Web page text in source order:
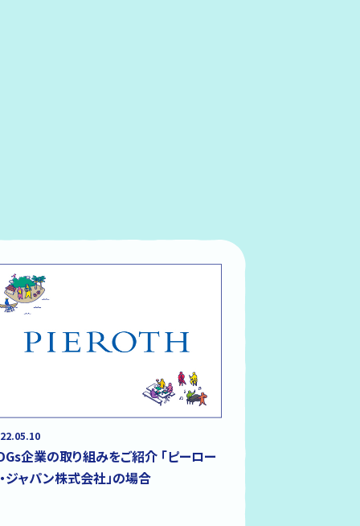
企業の取り組みをご紹介 「ピーロー
ジャパン株式会社」の場合